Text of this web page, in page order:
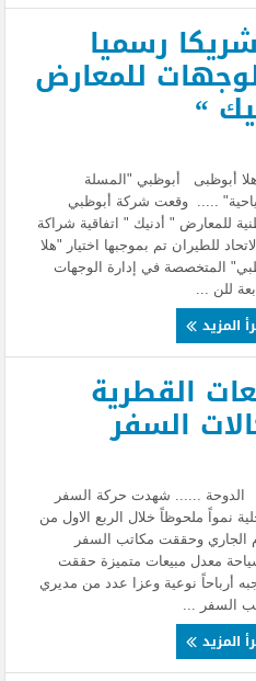
رسميا
للمعارض
“
أبوظبى أبوظبي "المسلة
..... وقعت شركة أبوظبي
للمعارض " أدنيك " اتفاقية شراكة
للطيران تم بموجبها اختيار "هلا
المتخصصة في إدارة الوجهات
للن ...
المزيد
القطرية
السفر
...... شهدت حركة السفر
نمواً ملحوظاً خلال الربع الاول من
الجاري وحققت مكاتب السفر
معدل مبيعات متميزة حققت
أرباحاً نوعية وعزا عدد من مديري
السفر ...
المزيد